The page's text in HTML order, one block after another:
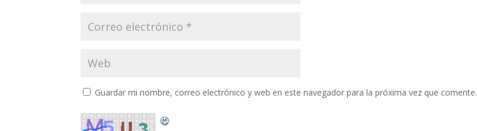
Guardar mi nombre, correo electrónico y web en este navegador para la próxima vez que comente.